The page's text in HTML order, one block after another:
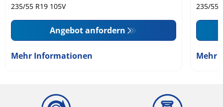
235/55 R19 105V
Angebot anfordern
Mehr Informationen
235/55
Mehr